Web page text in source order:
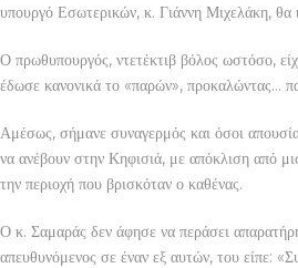
υπουργό Εσωτερικών, κ. Γιάννη Μιχελάκη, θα
Ο πρωθυπουργός, ντετέκτιβ βόλος ωστόσο,
έδωσε κανονικά το «παρών», προκαλώντας…
Αμέσως, σήμανε συναγερμός και όσοι
να ανέβουν στην Κηφισιά, με απόκλιση από
την περιοχή που βρισκόταν ο καθένας.
Ο κ. Σαμαράς δεν άφησε να περάσει
απευθυνόμενος σε έναν εξ αυτών, του είπε: